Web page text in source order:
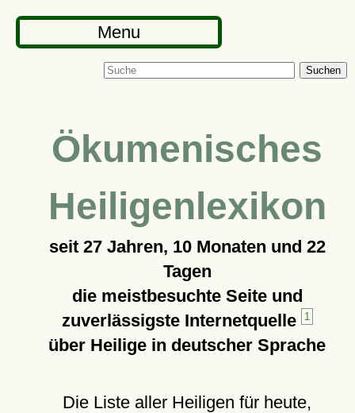
Menu
Suchen
Ökumenisches
Heiligenlexikon
seit 27 Jahren, 10 Monaten und 22
Tagen
die meistbesuchte Seite und
zuverlässigste Internetquelle
1
über Heilige in deutscher Sprache
Die Liste aller Heiligen für heute,